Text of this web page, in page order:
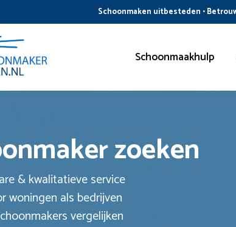
Schoonmaken uitbesteden •
Schoonmaakhulp
zoeken
& kwalitatieve service
woningen als bedrijven
vergelijken